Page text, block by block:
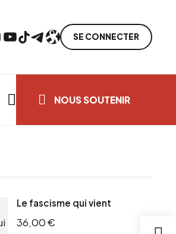
YouTube TikTok TelegramLien SE CONNECTER
NOUS SOUTENIR
Le fascisme qui vient
36,00€